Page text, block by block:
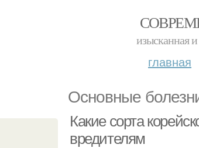
изысканная
главная
Основные
Какие сорта
вредителям